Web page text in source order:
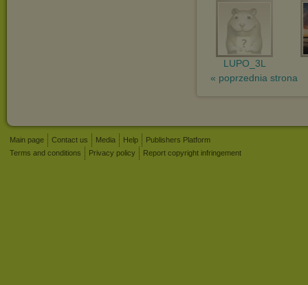
LUPO_3L
« poprzednia strona
Main page Contact us Media Help
Publishers Platform
Terms and conditions
Privacy policy Report copyright infringement